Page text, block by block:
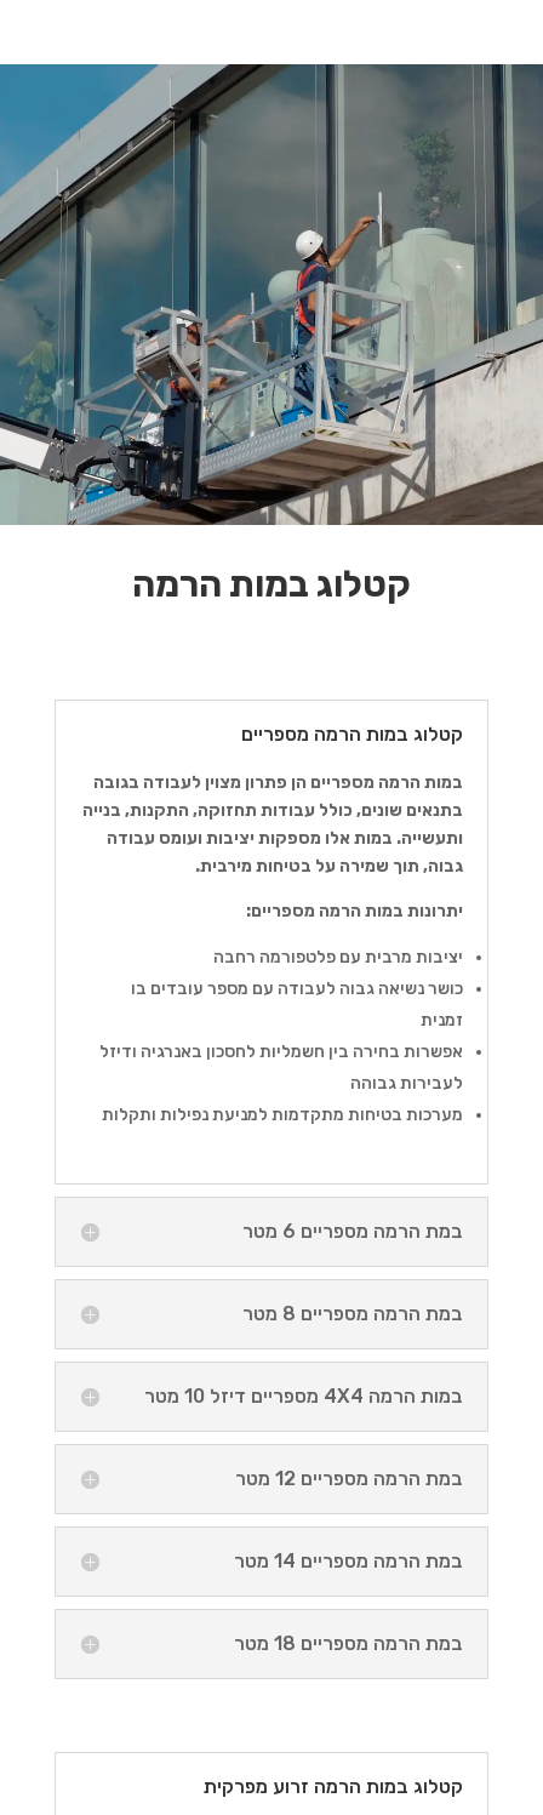
קטלוג במות הרמה
קטלוג במות הרמה מספריים
במות הרמה מספריים הן פתרון מצוין לעבודה בגובה
בתנאים שונים, כולל עבודות תחזוקה, התקנות, בנייה
ותעשייה. במות אלו מספקות יציבות ועומס עבודה
גבוה, תוך שמירה על בטיחות מירבית.
יתרונות במות הרמה מספריים:
יציבות מרבית עם פלטפורמה רחבה
כושר נשיאה גבוה לעבודה עם מספר עובדים בו
זמנית
אפשרות בחירה בין חשמליות לחסכון באנרגיה ודיזל
לעבירות גבוהה
מערכות בטיחות מתקדמות למניעת נפילות ותקלות
במת הרמה מספריים 6 מטר
במת הרמה מספריים 8 מטר
במות הרמה 4X4 מספריים דיזל 10 מטר
במת הרמה מספריים 12 מטר
במת הרמה מספריים 14 מטר
במת הרמה מספריים 18 מטר
קטלוג במות הרמה זרוע מפרקית